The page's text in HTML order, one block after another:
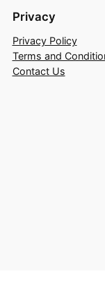
Privacy
Privacy Policy
Terms and
Contact Us